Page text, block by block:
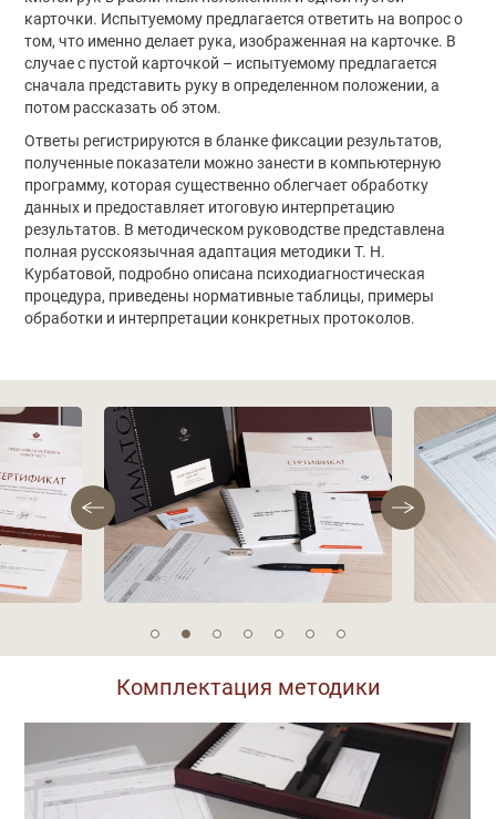
карточки. Испытуемому предлагается ответить на вопрос о
том, что именно делает рука, изображенная на карточке. В
случае с пустой карточкой – испытуемому предлагается
сначала представить руку в определенном положении, а
потом рассказать об этом.
Ответы регистрируются в бланке фиксации результатов,
полученные показатели можно занести в компьютерную
программу, которая существенно облегчает обработку
данных и предоставляет итоговую интерпретацию
результатов. В методическом руководстве представлена
полная русскоязычная адаптация методики Т. Н.
Курбатовой, подробно описана психодиагностическая
процедура, приведены нормативные таблицы, примеры
обработки и интерпретации конкретных протоколов.
Фотографии
Комплектация методики